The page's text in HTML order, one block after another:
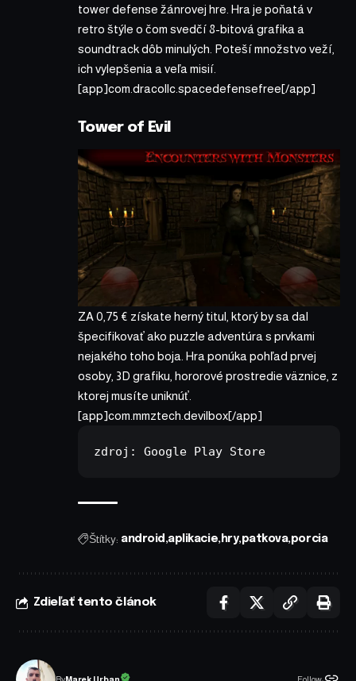
tower defense žánrovej hre. Hra je poňatá v
retro štýle o čom svedčí 8-bitová grafika a
soundtrack dôb minulých. Poteší množstvo veží,
ich vylepšenia a veľa misií.
[app]com.dracollc.spacedefensefree[/app]
Tower of Evil
ZA 0,75 € získate herný titul, ktorý by sa dal
špecifikovať ako puzzle adventúra s prvkami
nejakého toho boja. Hra ponúka pohľad prvej
osoby, 3D grafiku, hororové prostredie väznice, z
ktorej musíte uniknúť.
[app]com.mmztech.devilbox[/app]
zdroj: Google Play Store
Štítky: android aplikacie hry patkova porcia
Zdieľať tento článok
Follow: